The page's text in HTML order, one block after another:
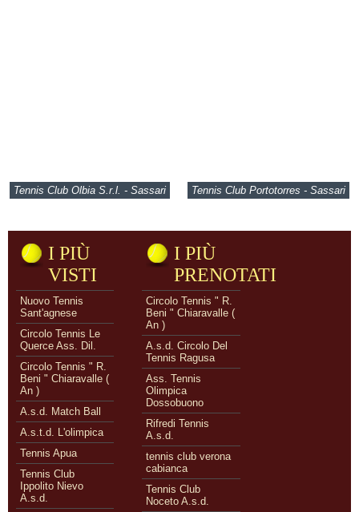
Tennis Club Olbia S.r.l. - Sassari Tennis Club Portotorres - Sassari
I PIÙ
VISTI
Nuovo Tennis
Sant'agnese
Circolo Tennis Le
Querce Ass. Dil.
Circolo Tennis " R.
Beni " Chiaravalle (
An )
A.s.d. Match Ball
A.s.t.d. L'olimpica
Tennis Apua
Tennis Club
Ippolito Nievo
A.s.d.
I PIÙ
PRENOTATI
Circolo Tennis " R.
Beni " Chiaravalle (
An )
A.s.d. Circolo Del
Tennis Ragusa
Ass. Tennis
Olimpica
Dossobuono
Rifredi Tennis
A.s.d.
tennis club verona
cabianca
Tennis Club
Noceto A.s.d.